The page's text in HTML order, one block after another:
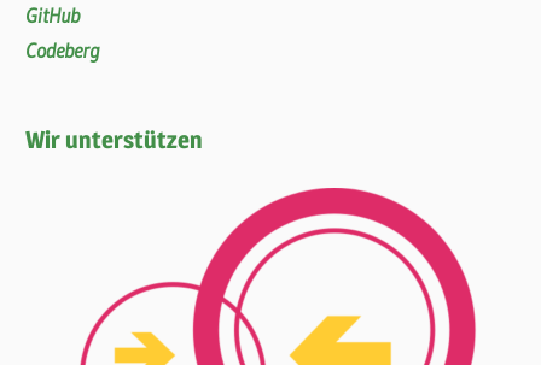
GitHub
Codeberg
Wir unterstützen